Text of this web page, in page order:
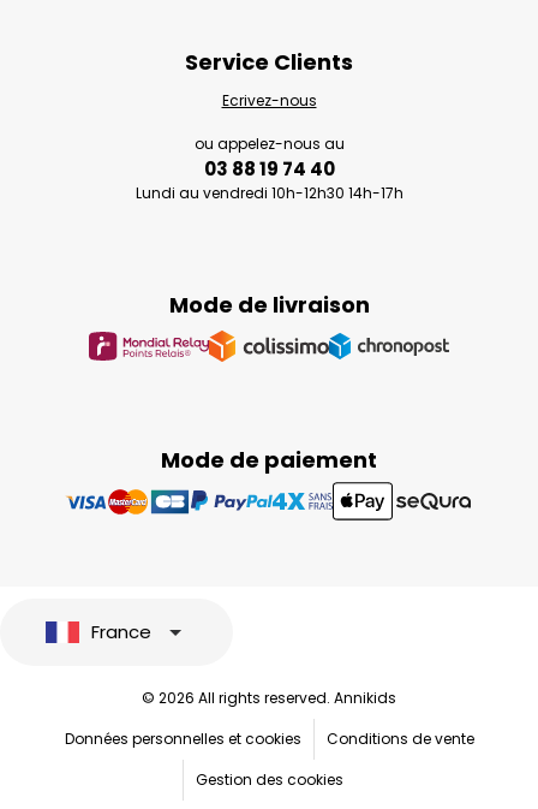
Mode de paiement
Mode de livraison
Service Clients
Ecrivez-nous
ou appelez-nous au
03 88 19 74 40
Lundi au vendredi 10h-12h30 14h-17h
France
© 2026 All rights reserved. Annikids
Données personnelles et cookies
Conditions de vente
Gestion des cookies